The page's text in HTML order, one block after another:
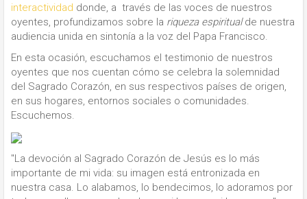
interactividad donde, a través de las voces de nuestros
oyentes, profundizamos sobre la riqueza espiritualde nuestra
audiencia unida en sintonía a la voz del Papa Francisco.
En esta ocasión, escuchamos el testimonio de nuestros
oyentes que nos cuentan cómo se celebra la solemnidad
del Sagrado Corazón, en sus respectivos países de origen,
en sus hogares, entornos sociales o comunidades.
Escuchemos.
"La devoción al Sagrado Corazón de Jesús es lo más
importante de mi vida: su imagen está entronizada en
nuestra casa. Lo alabamos, lo bendecimos, lo adoramos por